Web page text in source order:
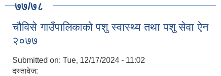
७७/७८
चौविसे गाउँपालिकाको पशु स्वास्थ्य तथा पशु सेवा ऐन
२०७७
Submitted on: Tue, 12/17/2024 - 11:02
दस्तावेज: